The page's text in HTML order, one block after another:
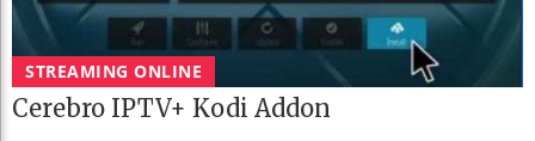
STREAMING ONLINE
Cerebro IPTV+ Kodi Addon